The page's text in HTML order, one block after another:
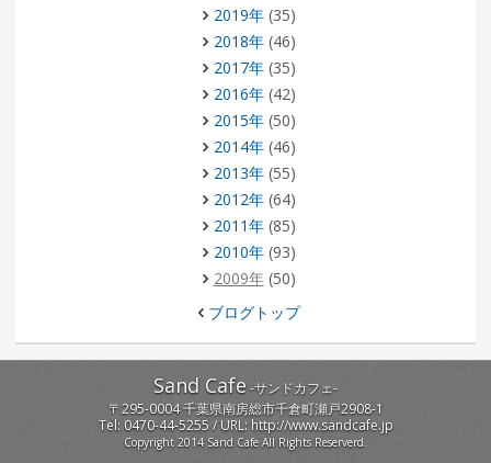
2019年(35)
2018年(46)
2017年(35)
2016年(42)
2015年(50)
2014年(46)
2013年(55)
2012年(64)
2011年(85)
2010年(93)
2009年(50)
ブログトップ
Sand Cafe-サンドカフェ-
〒295-0004 千葉県南房総市千倉町瀬戸2908-1
Tel: 0470-44-5255 / URL: http://www.sandcafe.jp
Copyright 2014 Sand Cafe All Rights Reserverd.